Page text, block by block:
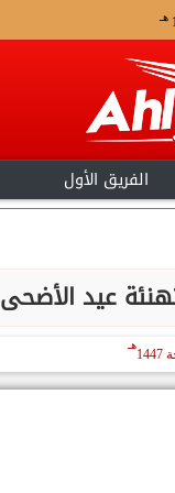
هـ
الفريق الأول
مكتوبة للأهل والأصدقاء والزملاء
هـ